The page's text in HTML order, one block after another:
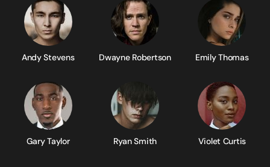
Andy Stevens Dwayne Robertson Emily Thomas
Gary Taylor Ryan Smith Violet Curtis